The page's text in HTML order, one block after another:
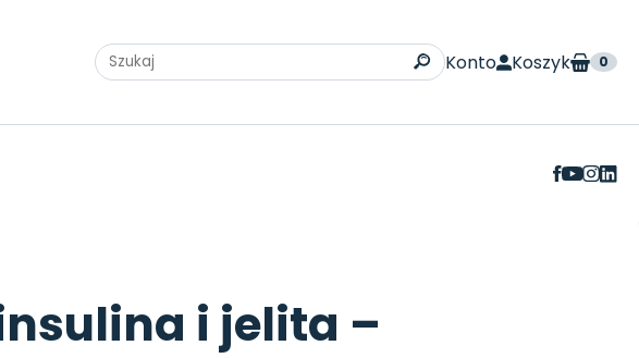
Konto Koszyk 0
Webinar na Facebooku
i jelita –